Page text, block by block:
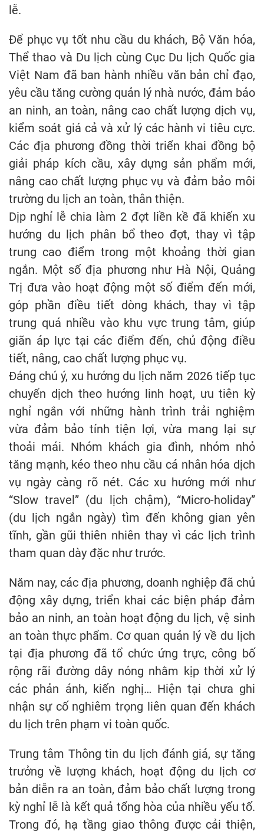
lễ.
Để phục vụ tốt nhu cầu du khách, Bộ Văn hóa,
Thể thao và Du lịch cùng Cục Du lịch Quốc gia
Việt Nam đã ban hành nhiều văn bản chỉ đạo,
yêu cầu tăng cường quản lý nhà nước, đảm bảo
an ninh, an toàn, nâng cao chất lượng dịch vụ,
kiểm soát giá cả và xử lý các hành vi tiêu cực.
Các địa phương đồng thời triển khai đồng bộ
giải pháp kích cầu, xây dựng sản phẩm mới,
nâng cao chất lượng phục vụ và đảm bảo môi
trường du lịch an toàn, thân thiện.
Dịp nghỉ lễ chia làm 2 đợt liền kề đã khiến xu
hướng du lịch phân bổ theo đợt, thay vì tập
trung cao điểm trong một khoảng thời gian
ngắn. Một số địa phương như Hà Nội, Quảng
Trị đưa vào hoạt động một số điểm đến mới,
góp phần điều tiết dòng khách, thay vì tập
trung quá nhiều vào khu vực trung tâm, giúp
giãn áp lực tại các điểm đến, chủ động điều
tiết, nâng, cao chất lượng phục vụ.
Đáng chú ý, xu hướng du lịch năm 2026 tiếp tục
chuyển dịch theo hướng linh hoạt, ưu tiên kỳ
nghỉ ngắn với những hành trình trải nghiệm
vừa đảm bảo tính tiện lợi, vừa mang lại sự
thoải mái. Nhóm khách gia đình, nhóm nhỏ
tăng mạnh, kéo theo nhu cầu cá nhân hóa dịch
vụ ngày càng rõ nét. Các xu hướng mới như
“Slow travel” (du lịch chậm), “Micro-holiday”
(du lịch ngắn ngày) tìm đến không gian yên
tĩnh, gần gũi thiên nhiên thay vì các lịch trình
tham quan dày đặc như trước.
Năm nay, các địa phương, doanh nghiệp đã chủ
động xây dựng, triển khai các biện pháp đảm
bảo an ninh, an toàn hoạt động du lịch, vệ sinh
an toàn thực phẩm. Cơ quan quản lý về du lịch
tại địa phương đã tổ chức ứng trực, công bố
rộng rãi đường dây nóng nhằm kịp thời xử lý
các phản ánh, kiến nghị… Hiện tại chưa ghi
nhận sự cố nghiêm trọng liên quan đến khách
du lịch trên phạm vi toàn quốc.
Trung tâm Thông tin du lịch đánh giá, sự tăng
trưởng về lượng khách, hoạt động du lịch cơ
bản diễn ra an toàn, đảm bảo chất lượng trong
kỳ nghỉ lễ là kết quả tổng hòa của nhiều yếu tố.
Trong đó, hạ tầng giao thông được cải thiện,